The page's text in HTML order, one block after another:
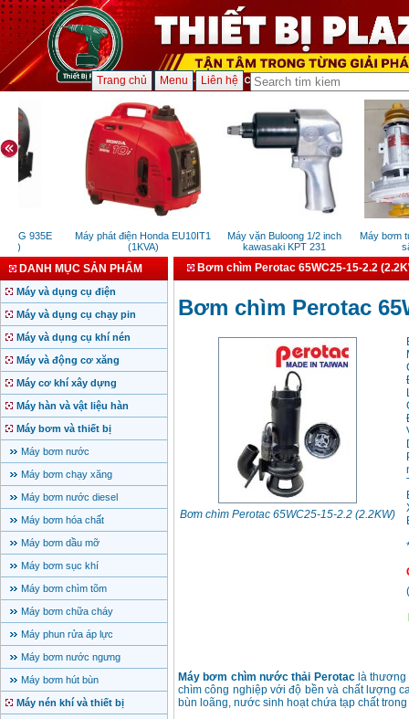
Trang chủ Menu Liên hệ
935E
Máy phát điện Honda EU10IT1
(1KVA)
Máy vặn Buloong 1/2 inch
kawasaki KPT 231
Máy bơm
DANH MỤC SẢN PHẨM
Máy và dụng cụ điện
Máy và dụng cụ chạy pin
Máy và dụng cụ khí nén
Máy và động cơ xăng
Máy cơ khí xây dựng
Máy hàn và vật liệu hàn
Máy bơm và thiết bị
Máy bơm nước
Máy bơm chạy xăng
Máy bơm nước diesel
Máy bơm hóa chất
Máy bơm dầu mỡ
Máy bơm sục khí
Máy bơm chìm tõm
Máy bơm chữa cháy
Máy phun rửa áp lực
Máy bơm nước ngưng
Máy bơm hút bùn
Máy nén khí và thiết bị
Bơm chìm Perotac 65WC25-15-2.2
Bơm chìm Perotac
Bơm chìm Perotac 65WC25-15-2.2 (2.2KW)
(
Máy bơm chìm nước thải Perotac là thương
chìm công nghiệp với độ bền và chất lượng
bùn loãng, nước sinh hoạt chứa tạp chất